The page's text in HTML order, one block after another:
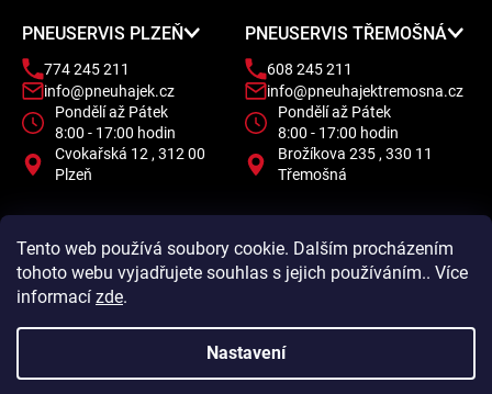
Tento web používá soubory cookie. Dalším procházením
tohoto webu vyjadřujete souhlas s jejich používáním.. Více
informací zde.
Nastavení
PNEUSERVIS PLZEŇ
774 245 211
info@pneuhajek.cz
Pondělí až Pátek
8:00 - 17:00 hodin
Cvokařská 12 , 312 00
Plzeň
PNEUSERVIS TŘEMOŠNÁ
608 245 211
info@pneuhajektremosna.cz
Pondělí až Pátek
8:00 - 17:00 hodin
Brožíkova 235 , 330 11
Třemošná